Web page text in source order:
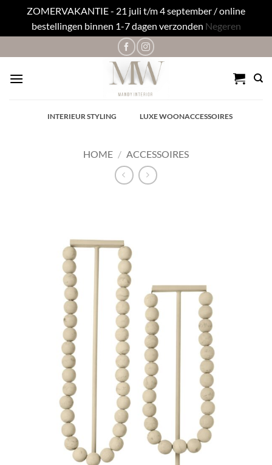
ZOMERVAKANTIE - 21 juli t/m 4 september / online
bestellingen binnen 1-7 dagen verzonden Negeren
naar
inhoud
INTERIEUR STYLING LUXE WOONACCESSOIRES
HOME / ACCESSOIRES